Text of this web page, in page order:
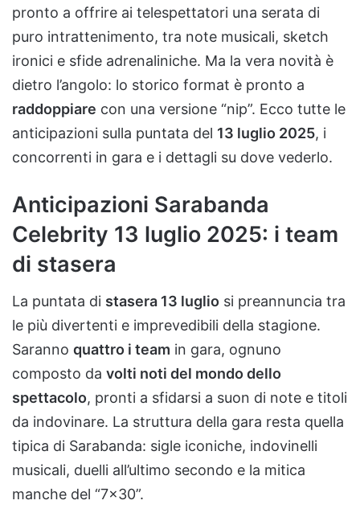
pronto a offrire ai telespettatori una serata di
puro intrattenimento, tra note musicali, sketch
ironici e sfide adrenaliniche. Ma la vera novità è
dietro l’angolo: lo storico format è pronto a
raddoppiare con una versione “nip”. Ecco tutte le
anticipazioni sulla puntata del 13 luglio 2025, i
concorrenti in gara e i dettagli su dove vederlo.
Anticipazioni Sarabanda
Celebrity 13 luglio 2025: i team
di stasera
La puntata di stasera 13 luglio si preannuncia tra
le più divertenti e imprevedibili della stagione.
Saranno quattro i team in gara, ognuno
composto da volti noti del mondo dello
spettacolo, pronti a sfidarsi a suon di note e titoli
da indovinare. La struttura della gara resta quella
tipica di Sarabanda: sigle iconiche, indovinelli
musicali, duelli all’ultimo secondo e la mitica
manche del “7×30”.